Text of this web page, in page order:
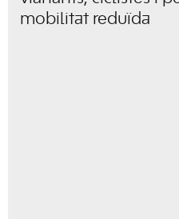
mobilitat reduïda